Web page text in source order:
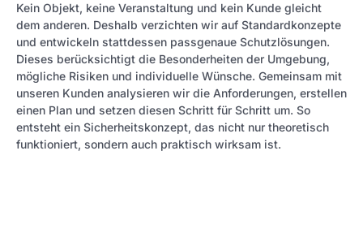
Kein Objekt, keine Veranstaltung und kein Kunde gleicht
dem anderen. Deshalb verzichten wir auf Standardkonzepte
und entwickeln stattdessen passgenaue Schutzlösungen.
Dieses berücksichtigt die Besonderheiten der Umgebung,
mögliche Risiken und individuelle Wünsche. Gemeinsam mit
unseren Kunden analysieren wir die Anforderungen, erstellen
einen Plan und setzen diesen Schritt für Schritt um. So
entsteht ein Sicherheitskonzept, das nicht nur theoretisch
funktioniert, sondern auch praktisch wirksam ist.